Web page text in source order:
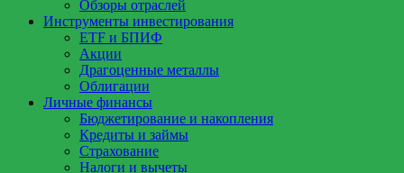
Обзоры отраслей
Инструменты инвестирования
ETF и БПИФ
Акции
Драгоценные металлы
Облигации
Личные финансы
Бюджетирование и накопления
Кредиты и займы
Страхование
Налоги и вычеты